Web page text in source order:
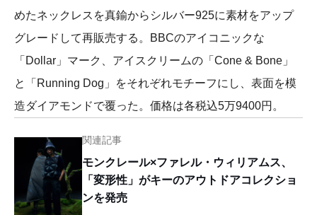
めたネックレスを真鍮からシルバー925に素材をアップ
グレードして再販売する。BBCのアイコニックな
「Dollar」マーク、アイスクリームの「Cone & Bone」
と「Running Dog」をそれぞれモチーフにし、表面を模
造ダイアモンドで覆った。価格は各税込5万9400円。
関連記事
モンクレール×ファレル・ウィリアムス、
「変形性」がキーのアウトドアコレクショ
ンを発売